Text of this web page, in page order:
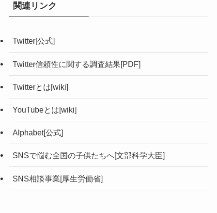
関連リンク
Twitter[公式]
Twitter信頼性に関する調査結果[PDF]
Twitterとは[wiki]
YouTubeとは[wiki]
Alphabet[公式]
SNSで悩む全国の子供たちへ[文部科学大臣]
SNS相談事業[厚生労働省]